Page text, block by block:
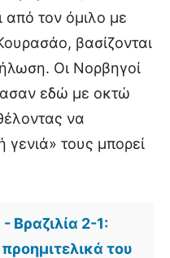
από τον όμιλο με
βασίζονται
Οι Νορβηγοί
εδώ με οκτώ
να
τους μπορεί
Βραζιλία 2-1:
του